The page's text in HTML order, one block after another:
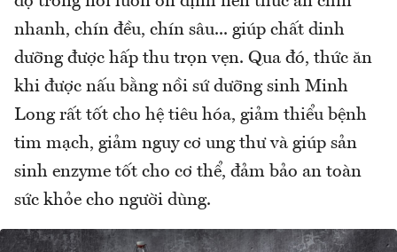
nhanh, chín đều, chín sâu... giúp chất dinh
dưỡng được hấp thu trọn vẹn. Qua đó, thức ăn
khi được nấu bằng nồi sứ dưỡng sinh Minh
Long rất tốt cho hệ tiêu hóa, giảm thiểu bệnh
tim mạch, giảm nguy cơ ung thư và giúp sản
sinh enzyme tốt cho cơ thể, đảm bảo an toàn
sức khỏe cho người dùng.